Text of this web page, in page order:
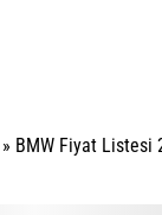
» BMW Fiyat Listesi